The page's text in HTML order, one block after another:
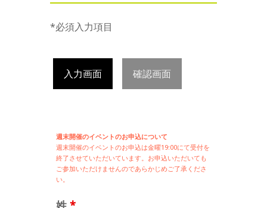
*必須入力項目
入力画面 確認画面
週末開催のイベントのお申込について
週末開催のイベントのお申込は金曜19:00にて受付を
終了させていただいています。お申込いただいても
ご参加いただけませんのであらかじめご了承くださ
い。
姓 *